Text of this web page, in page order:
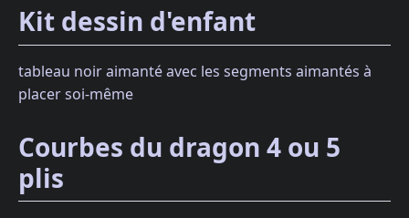
Kit dessin d'enfant
tableau noir aimanté avec les segments aimantés à
placer soi-même
Courbes du dragon 4 ou 5
plis